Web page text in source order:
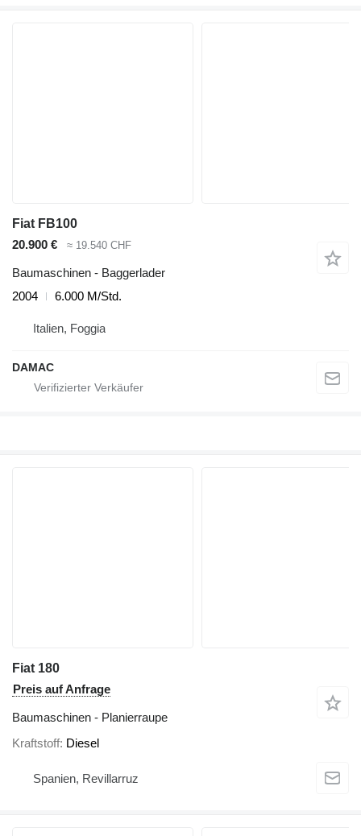
Fiat FB100
20.900 €
≈ 19.540 CHF
Baumaschinen - Baggerlader
2004
6.000 M/Std.
Italien, Foggia
DAMAC
Fiat 180
Preis auf Anfrage
Baumaschinen - Planierraupe
Kraftstoff Diesel
Spanien, Revillarruz